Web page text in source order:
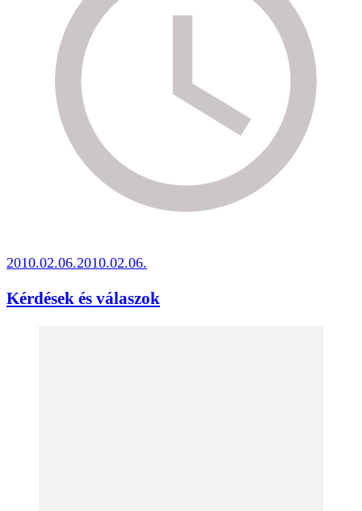
2010.02.06.2010.02.06.
Kérdések és válaszok